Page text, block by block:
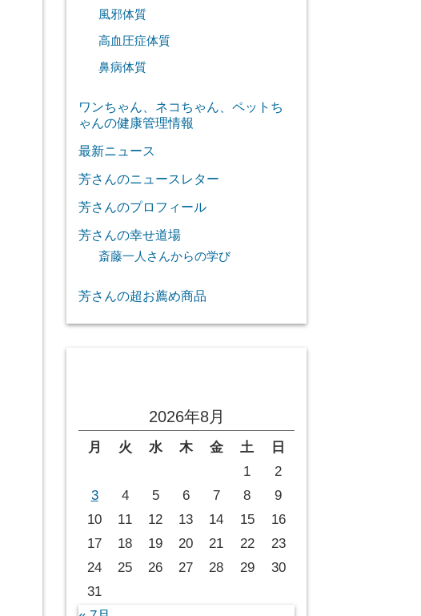
風邪体質
高血圧症体質
鼻病体質
ワンちゃん、ネコちゃん、ペットち
ゃんの健康管理情報
最新ニュース
芳さんのニュースレター
芳さんのプロフィール
芳さんの幸せ道場
斎藤一人さんからの学び
芳さんの超お薦め商品
2026年8月
月 火 水 木 金 土
日
1
2
3
4 5 6 7 8
9
10
11 12 13 14 15
16
17
18 19 20 21 22
23
24
25 26 27 28 29
30
31